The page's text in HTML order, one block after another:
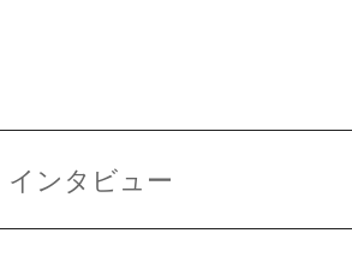
インタビュー